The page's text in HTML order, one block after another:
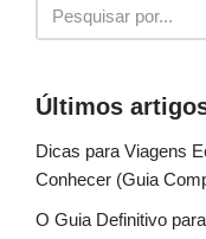
Últimos
Dicas para Viagens
Conhecer (Guia
O Guia Definitivo